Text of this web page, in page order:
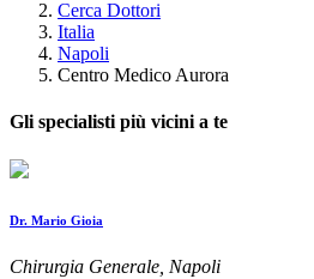
Cerca Dottori
Italia
Napoli
Centro Medico Aurora
Gli specialisti più vicini a te
Dr. Mario Gioia
Chirurgia Generale, Napoli